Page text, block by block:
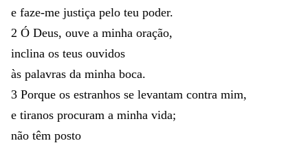
e faze-me justiça pelo teu poder.
2 Ó Deus, ouve a minha oração,
inclina os teus ouvidos
às palavras da minha boca.
3 Porque os estranhos se levantam contra mim,
e tiranos procuram a minha vida;
não têm posto